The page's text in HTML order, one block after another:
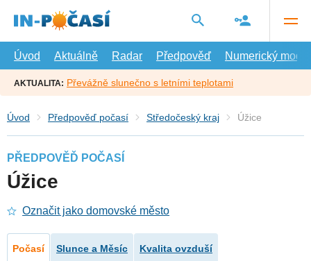
hlavní
Úvod
Aktuálně Radar Předpověď Numerický model
AKTUALITA: Převážně slunečno s letními teplotami
Úvod Předpověď počasí Středočeský kraj Úžice
PŘEDPOVĚĎ POČASÍ
Úžice
Označit jako domovské město
Počasí Slunce a Měsíc Kvalita ovzduší